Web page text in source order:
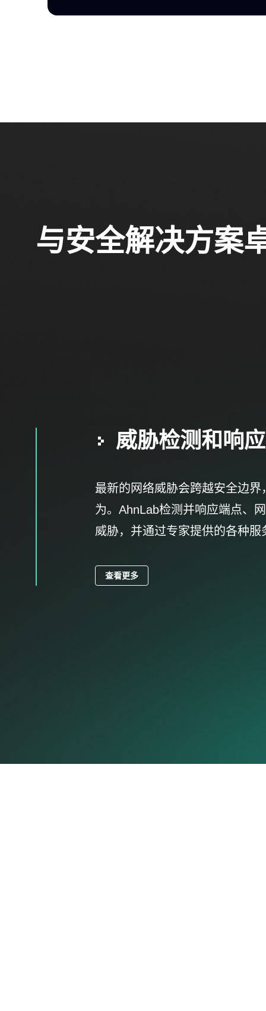
与安全解决方案
威胁检测和响应
最新的网络威胁会跨越安全边界
为。AhnLab检测并响应端点、
威胁，并通过专家提供的各种
查看更多
SOC现代化
降低安全复杂性并最大化效益
安全运营中心（SOC）的现代
的安全托管经验、卓越的自动
务的环境。
勒索软件响应
攻击者在最终部署勒索软件之
AhnLab不仅仅是简单的拦截，
安全系统，有效地防御最新的勒
查看更多